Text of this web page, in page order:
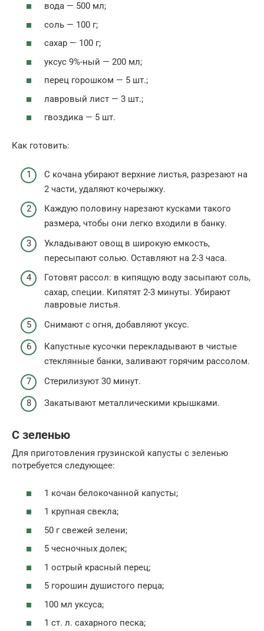
вода — 500 мл;
соль — 100 г;
сахар — 100 г;
уксус 9%-ный — 200 мл;
перец горошком — 5 шт.;
лавровый лист — 3 шт.;
гвоздика — 5 шт.
Как готовить:
С кочана убирают верхние листья, разрезают на
2 части, удаляют кочерыжку.
Каждую половину нарезают кусками такого
размера, чтобы они легко входили в банку.
Укладывают овощ в широкую емкость,
пересыпают солью. Оставляют на 2-3 часа.
Готовят рассол: в кипящую воду засыпают соль,
сахар, специи. Кипятят 2-3 минуты. Убирают
лавровые листья.
Снимают с огня, добавляют уксус.
Капустные кусочки перекладывают в чистые
стеклянные банки, заливают горячим рассолом.
Стерилизуют 30 минут.
Закатывают металлическими крышками.
С зеленью
Для приготовления грузинской капусты с зеленью
потребуется следующее:
1 кочан белокочанной капусты;
1 крупная свекла;
50 г свежей зелени;
5 чесночных долек;
1 острый красный перец;
5 горошин душистого перца;
100 мл уксуса;
1 ст. л. сахарного песка;